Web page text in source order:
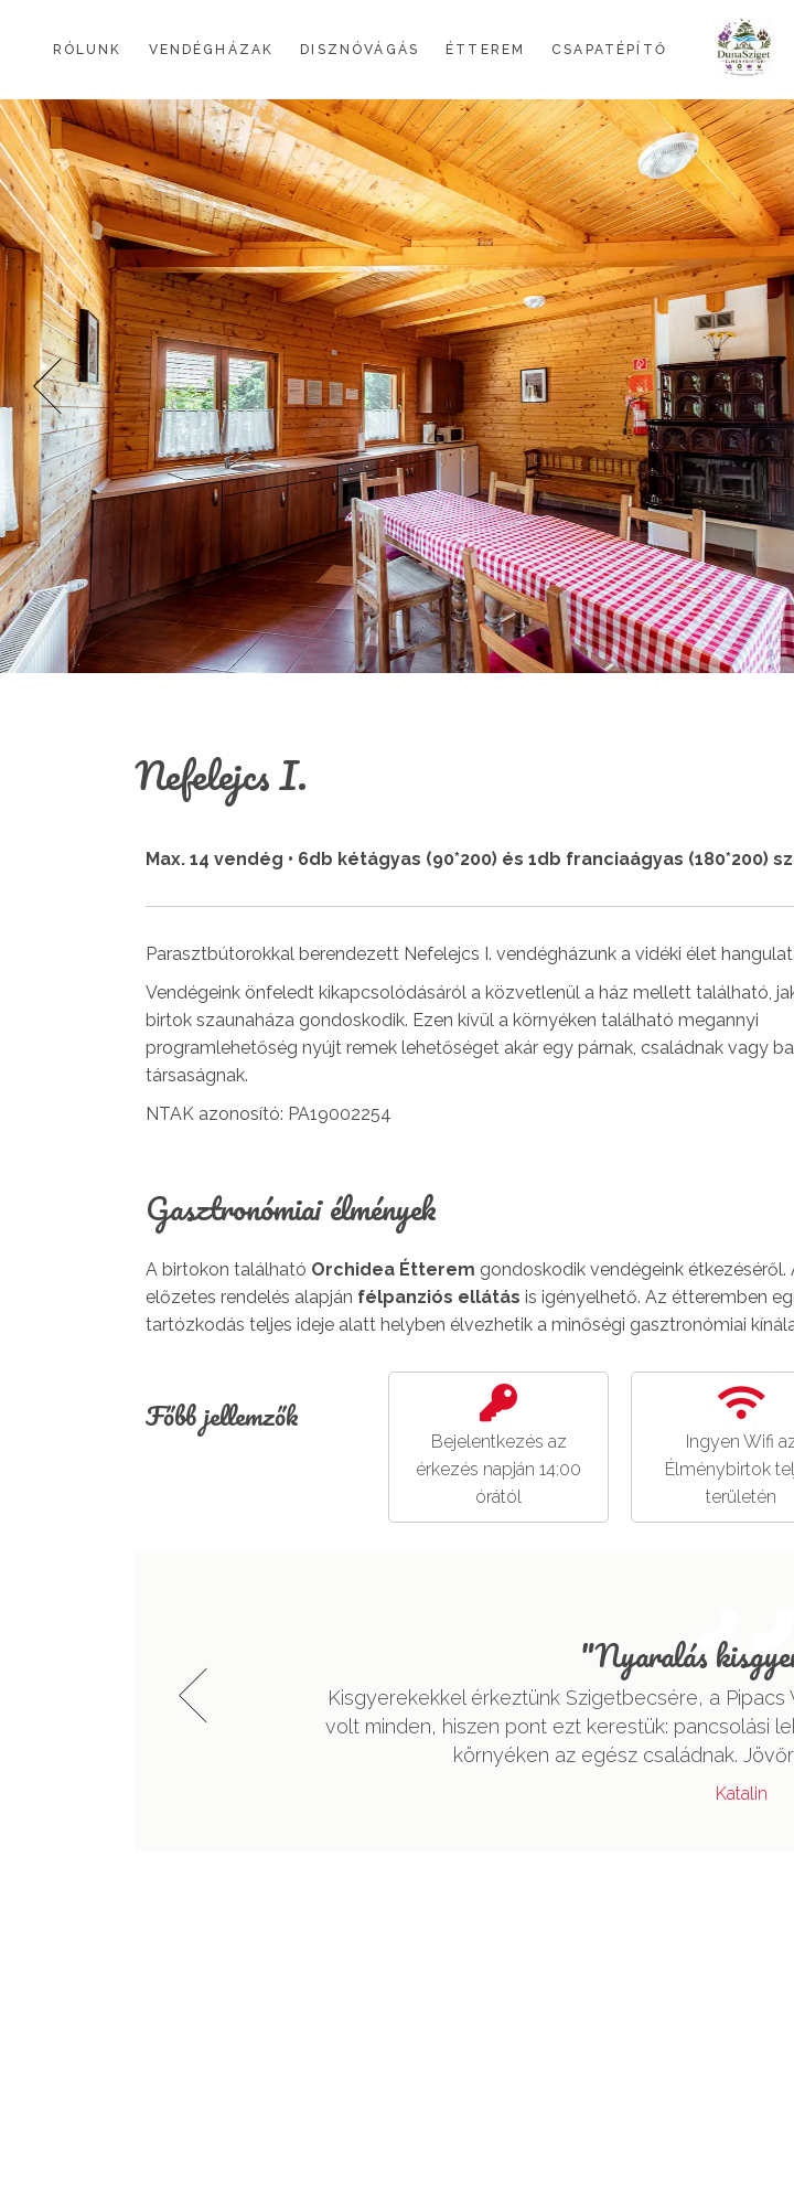
RÓLUNK VENDÉGHÁZAK
BOROSTYÁN
LEVENDULA
PIPACS
RÓZSA
SZÁZSZORSZÉP
LILIOM
MARGARÉTA I.
NEFELEJCS I.
MARGARÉTA II. ÉS NEFELEJCS II.
ÁLTALÁNOS SZERZŐDÉSI FELTÉTELEK
DISZNÓVÁGÁS ÉTTEREM CSAPATÉPÍTŐ
BOROSTYÁN
PIPACS
RÓZSA
SZÁZSZORSZÉP
LILIOM
MARGARÉTA I.
NEFELEJCS I.
MARGARÉTA II. ÉS NEFELEJCS II.
ÁLTALÁNOS SZERZŐDÉSI FELTÉTELEK
Nefelejcs I.
Max. 14 vendég • 6db kétágyas (90*200) és 1db franciaágyas (180*200)
Parasztbútorokkal berendezett Nefelejcs I. vendégházunk a vidéki élet
Vendégeink önfeledt kikapcsolódásáról a közvetlenül a ház mellett található,
birtok szaunaháza gondoskodik. Ezen kívül a környéken található megannyi
programlehetőség nyújt remek lehetőséget akár egy párnak, családnak vagy
társaságnak.
NTAK azonosító: PA19002254
Gasztronómiai élmények
A birtokon található Orchidea Étterem gondoskodik vendégeink étkezéséről.
előzetes rendelés alapján félpanziós ellátás is igényelhető. Az étteremben
tartózkodás teljes ideje alatt helyben élvezhetik a minőségi gasztronómiai
Főbb jellemzők
Bejelentkezés az
érkezés napján 14:00
órától
Ingyen Wifi
Élménybirtok
területén
Pipacs Vendégházban szálltunk meg. Tökéletes
lehetőség a gyerekeknek és programok a